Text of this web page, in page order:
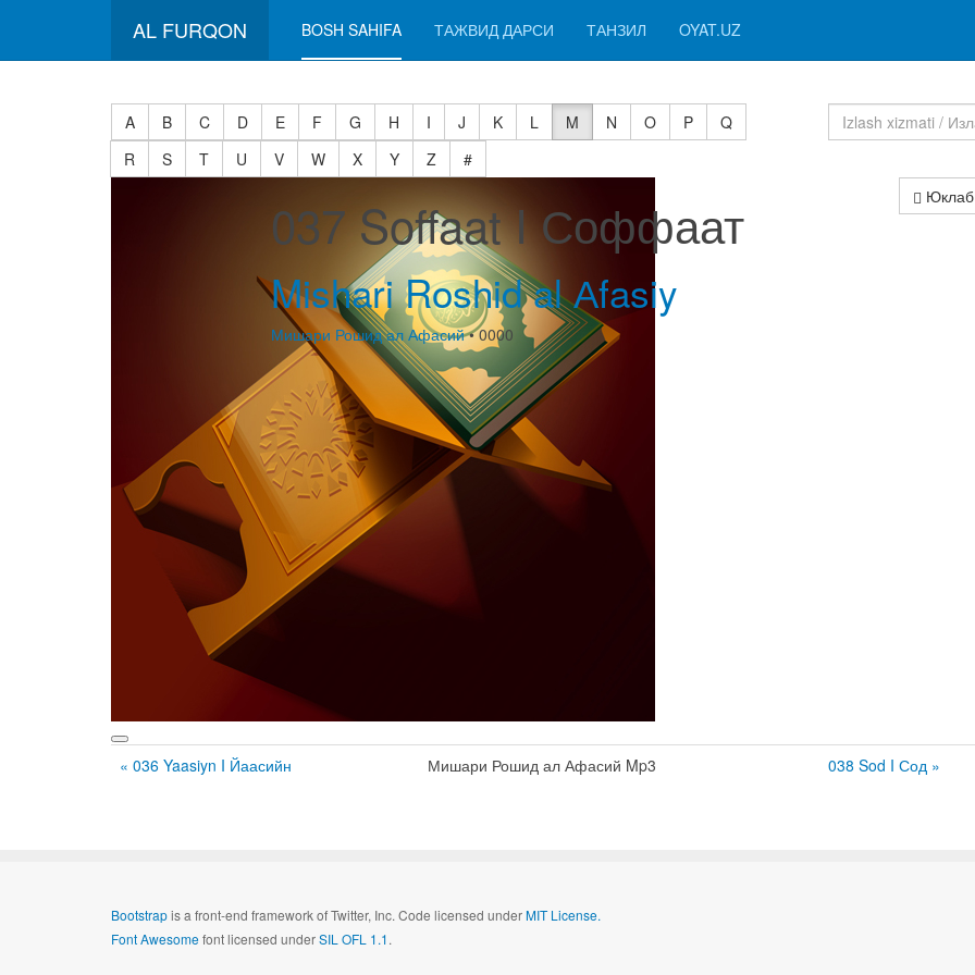
AL FURQON BOSH SAHIFA ТАЖВИД ДАРСИ ТАНЗИЛ OYAT.UZ
A B C D E F G H I J K L M N O P
Q
R
S T U V W X Y Z
#
037 Soffaat I Соффаат
Mishari Roshid al Аfasiy
Мишари Рошид ал Афасий• 0000
« 036 Yaasiyn I Йаасийн Мишари Рошид ал Афасий Mp3 038 Sod I Сод »
Bootstrapis a front-end framework of Twitter, Inc. Code licensed underMIT License.
Font Awesomefont licensed underSIL OFL 1.1.